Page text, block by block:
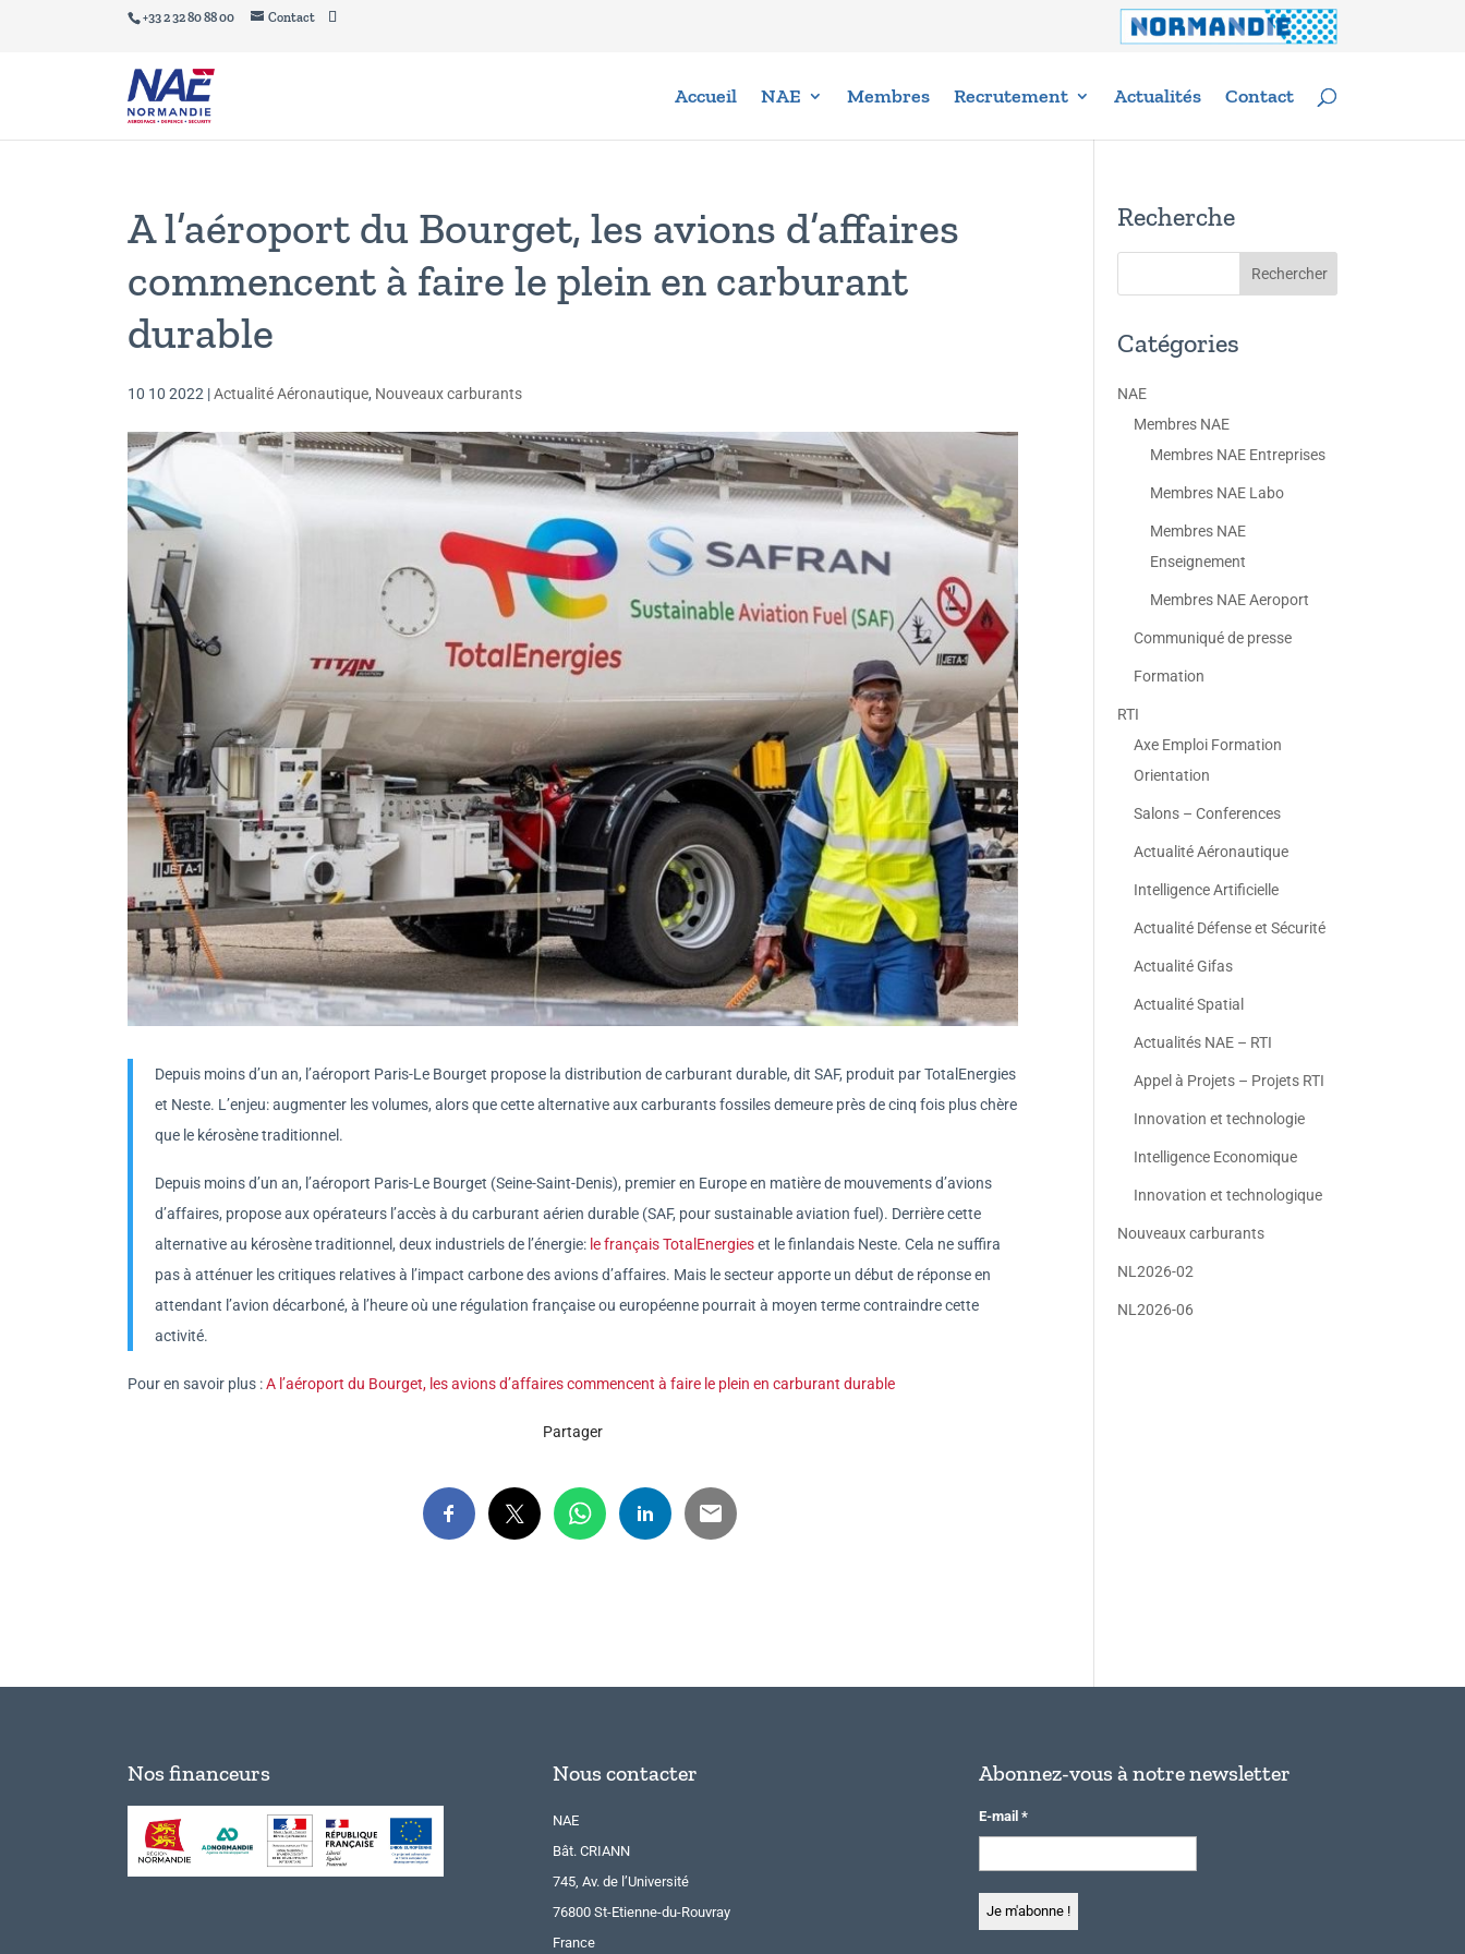
+33 2 32 80 88 00 Contact
Accueil NAE Membres Recrutement Actualités Contact
A l’aéroport du Bourget, les avions d’affaires
commencent à faire le plein en carburant
durable
10 10 2022 |Actualité Aéronautique, Nouveaux carburants
Depuis moins d’un an, l’aéroport Paris-Le Bourget propose la distribution de carburant durable, dit SAF, produit par TotalEnergies
et Neste. L’enjeu: augmenter les volumes, alors que cette alternative aux carburants fossiles demeure près de cinq fois plus chère
que le kérosène traditionnel.
Depuis moins d’un an, l’aéroport Paris-Le Bourget (Seine-Saint-Denis), premier en Europe en matière de mouvements d’avions
d’affaires, propose aux opérateurs l’accès à du carburant aérien durable (SAF, pour sustainable aviation fuel). Derrière cette
alternative au kérosène traditionnel, deux industriels de l’énergie: le français TotalEnergieset le finlandais Neste. Cela ne suffira
pas à atténuer les critiques relatives à l’impact carbone des avions d’affaires. Mais le secteur apporte un début de réponse en
attendant l’avion décarboné, à l’heure où une régulation française ou européenne pourrait à moyen terme contraindre cette
activité.
Pour en savoir plus :A l’aéroport du Bourget, les avions d’affaires commencent à faire le plein en carburant durable
Partager
Recherche
Catégories
NAE
Membres NAE
Membres NAE Entreprises
Membres NAE Labo
Membres NAE
Enseignement
Membres NAE Aeroport
Communiqué de presse
Formation
RTI
Axe Emploi Formation
Orientation
Salons – Conferences
Actualité Aéronautique
Intelligence Artificielle
Actualité Défense et Sécurité
Actualité Gifas
Actualité Spatial
Actualités NAE – RTI
Appel à Projets – Projets RTI
Innovation et technologie
Intelligence Economique
Innovation et technologique
Nouveaux carburants
NL2026-02
NL2026-06
Nos financeurs Nous contacter
NAE
Bât. CRIANN
745, Av. de l’Université
76800 St-Etienne-du-Rouvray
France
Abonnez-vous à notre newsletter
E-mail *